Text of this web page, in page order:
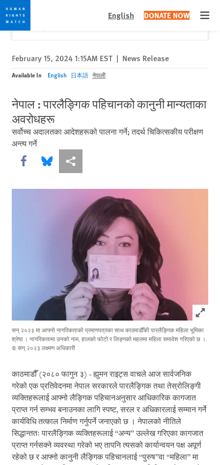
Skip
to
cookie
privacy
notice
Skip
to
main
content
English DONATE NOW
Would you like to read this page in English?
Yes
✕
February 15, 2024 1:15AM EST | News Release
Available In English 日本語 नेपाली
नेपाल : पारलैङ्गिक पहिचानको कानुनी मान्यताका
अवरोधहरू
सर्वोच्च अदालतका आदेशहरूको पालना गर्ने; तदर्थ चिकित्सकीय परीक्षण
अन्त्य गर्ने
Share this via Facebook
Share this via Bluesky
More sharing options
Click
सन् २०२३ मा आफ्नो नागरिकताको प्रमाणपत्रका साथ काठमाडौँकी पारलैङ्गिक महिला भूमिका
श्रेष्ठ । नागरिकतामा उनको नाम, हालको फोटो र लिङ्गको महलमा महिला समावेश गरिएको छ ।.
© सन् २०२३ लक्ष्मण अधिकारी
काठमाडौँ (२०८० फागुन ३) - ह्युमन राइट्स वाचले आज सार्वजनिक
गरेको एक प्रतिवेदनमा नेपाल सरकारले पारलैङ्गिक तथा तेस्रोलिङ्गी
व्यक्तिहरूलाई आफ्नो लैङ्गिक पहिचानअनुसार आधिकारिक कागजात
प्राप्त गर्न सम्भव बनाउनका लागि स्पष्ट, सरल र अधिकारलाई सम्मान गर्ने
कार्यविधि तत्काल निर्माण गर्नुपर्ने जनाएको छ । नेपालको नीतिले
सिद्धान्ततः पारलैङ्गिक व्यक्तिहरूलाई “अन्य” उल्लेख गरिएका कागजात
प्राप्त गर्नसक्ने व्यवस्था गरेको भए तापनि त्यसको कार्यान्वयन पक्ष अपूर्ण
रहेको छ र आफ्नो कानुनी लैङ्गिक पहिचानलाई “पुरुष”वा “महिला” मा